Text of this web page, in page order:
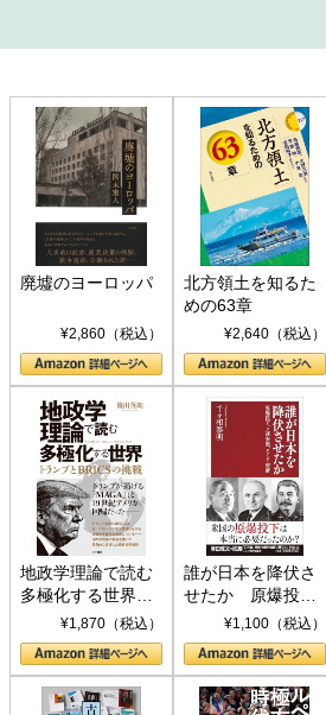
廃墟のヨーロッパ
¥2,860（税込）
北方領土を知るた
めの63章
¥2,640（税込）
地政学理論で読む
多極化する世界：
トランプとBRICS
の挑戦
¥1,870（税込）
誰が日本を降伏さ
せたか 原爆投
下、ソ連参戦、そ
して聖断 (PHP新
書)
¥1,100（税込）